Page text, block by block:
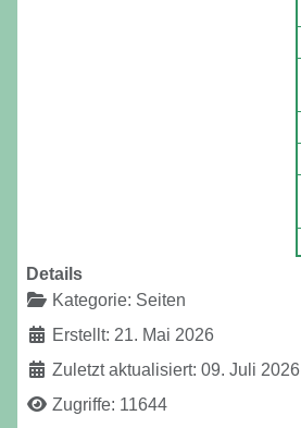
Details
Kategorie: Seiten
Erstellt: 21. Mai 2026
Zuletzt aktualisiert: 09. Juli 2026
Zugriffe: 11644